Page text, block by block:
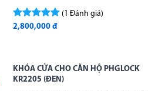
(1 Đánh giá)
2,800,000 đ
KHÓA CỬA CHO CĂN HỘ PHGLOCK
KR2205 (ĐEN)